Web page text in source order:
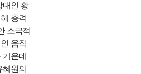
대인 황
충격
소극적
움직
가운데
혜원의